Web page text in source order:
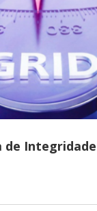
de Integridade